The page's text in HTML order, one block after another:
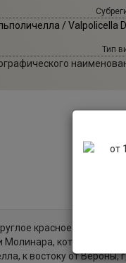
/ Valpolicella
Тип
красное
Молинара, который
к востоку от